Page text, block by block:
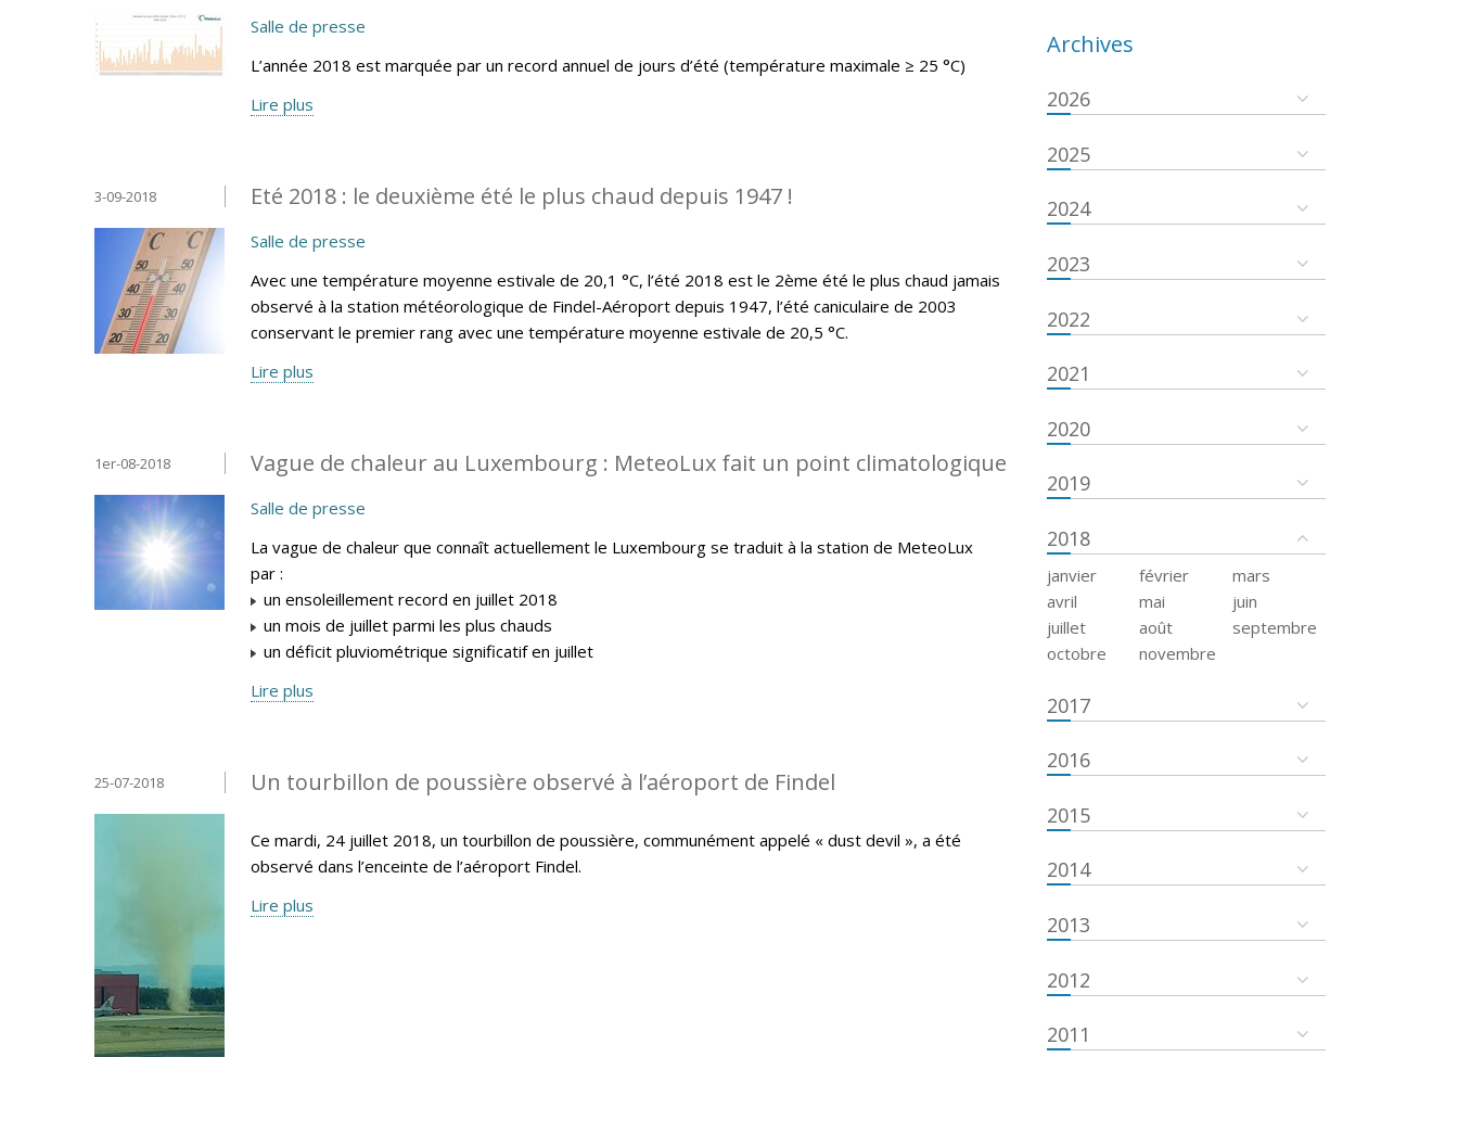
Salle de presse
L’année 2018 est marquée par un record annuel de jours d’été (température maximale ≥ 25 °C)
Lire plus
Eté 2018 : le deuxième été le plus chaud depuis 1947 !
3-09-2018
Salle de presse
Avec une température moyenne estivale de 20,1 °C, l’été 2018 est le 2ème été le plus chaud jamais
observé à la station météorologique de Findel-Aéroport depuis 1947, l’été caniculaire de 2003
conservant le premier rang avec une température moyenne estivale de 20,5 °C.
Lire plus
Vague de chaleur au Luxembourg : MeteoLux fait un point climatologique
1er-08-2018
Salle de presse
La vague de chaleur que connaît actuellement le Luxembourg se traduit à la station de MeteoLux
par :
un ensoleillement record en juillet 2018
un mois de juillet parmi les plus chauds
un déficit pluviométrique significatif en juillet
Lire plus
Un tourbillon de poussière observé à l’aéroport de Findel
25-07-2018
Ce mardi, 24 juillet 2018, un tourbillon de poussière, communément appelé « dust devil », a été
observé dans l’enceinte de l’aéroport Findel.
Lire plus
Archives
2026
2025
2024
2023
2022
2021
2020
2019
2018
janvier février
mars
avril
mai
juin
juillet
août
septembre
octobre
novembre
2017
2016
2015
2014
2013
2012
2011